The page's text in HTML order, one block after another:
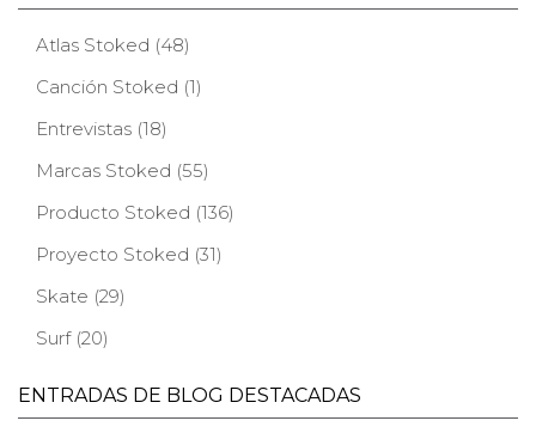
Atlas Stoked (48)
Canción Stoked (1)
Entrevistas (18)
Marcas Stoked (55)
Producto Stoked (136)
Proyecto Stoked (31)
Skate (29)
Surf (20)
ENTRADAS DE BLOG DESTACADAS